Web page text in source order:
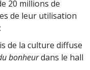
20 millions de
de leur utilisation
de la culture diffuse
bonheurdans le hall